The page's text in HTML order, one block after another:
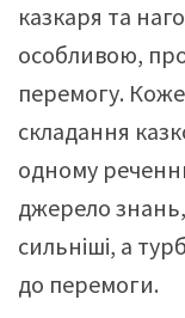
казкаря та
особливою,
перемогу.
складання
одному
джерело
сильніші, а
до перемоги.